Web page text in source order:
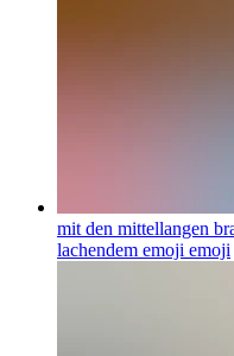
mit den mittellangen
lachendem emoji emoji